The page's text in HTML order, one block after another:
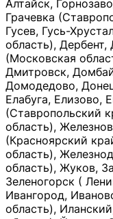
Алтайск,
Грачевка
Гусев, Гусь-
область),
(Московская
Дмитровск,
Домодедово,
Елабуга, Елизово,
(Ставропольский
область),
(Красноярский
область),
область), Жуков,
Зеленогорск (
Ивангород,
область),